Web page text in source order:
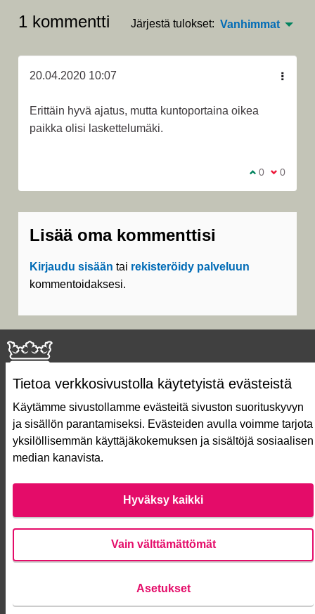
Tietoa verkkosivustolla käytetyistä evästeistä
Käytämme sivustollamme evästeitä sivuston suorituskyvyn
ja sisällön parantamiseksi. Evästeiden avulla voimme tarjota
yksilöllisemmän käyttäjäkokemuksen ja sisältöjä sosiaalisen
median kanavista.
Hyväksy kaikki
Vain välttämättömät
Asetukset
1 kommentti Järjestä tulokset: Vanhimmat
20.04.2020 10:07
Erittäin hyvä ajatus, mutta kuntoportaina oikea
paikka olisi laskettelumäki.
Olen samaa
0 Olen eri
0
Lisää oma kommenttisi
Kirjaudu sisään tai rekisteröidy palveluun
kommentoidaksesi.
Näin äänestät Asukasbudjetissa
Asukasbudjetin vaiheet
Usein kysytyt kysymykset
Saavutettavuusseloste
Lataa avoimet datatiedostot
Evästeasetukset